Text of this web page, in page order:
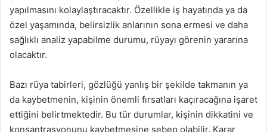
yapılmasını kolaylaştıracaktır. Özellikle iş hayatında ya da
özel yaşamında, belirsizlik anlarının sona ermesi ve daha
sağlıklı analiz yapabilme durumu, rüyayı görenin yararına
olacaktır.
Bazı rüya tabirleri, gözlüğü yanlış bir şekilde takmanın ya
da kaybetmenin, kişinin önemli fırsatları kaçıracağına işaret
ettiğini belirtmektedir. Bu tür durumlar, kişinin dikkatini ve
konsantrasyonunu kaybetmesine sebep olabilir. Karar